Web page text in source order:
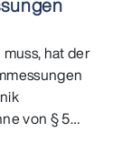
hat der
von § 5…